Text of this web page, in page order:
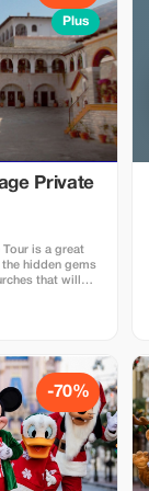
Plus
Private
is a great
hidden gems
that will
-70%